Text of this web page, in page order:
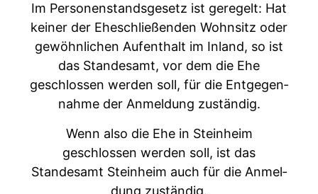
Im Per­so­n­en­stands­ge­setz ist geregelt: Hat
kein­er der Eheschließen­den Wohn­sitz oder
gewöhn­lichen Aufen­thalt im Inland, so ist
das Standesamt, vor dem die Ehe
geschlossen wer­den soll, für die Ent­ge­gen­
nahme der Anmel­dung zuständig.
Wenn also die Ehe in Stein­heim
geschlossen wer­den soll, ist das
Standesamt Stein­heim auch für die Anmel­
dung zuständig.